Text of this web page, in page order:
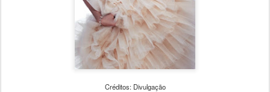
Créditos: Divulgação